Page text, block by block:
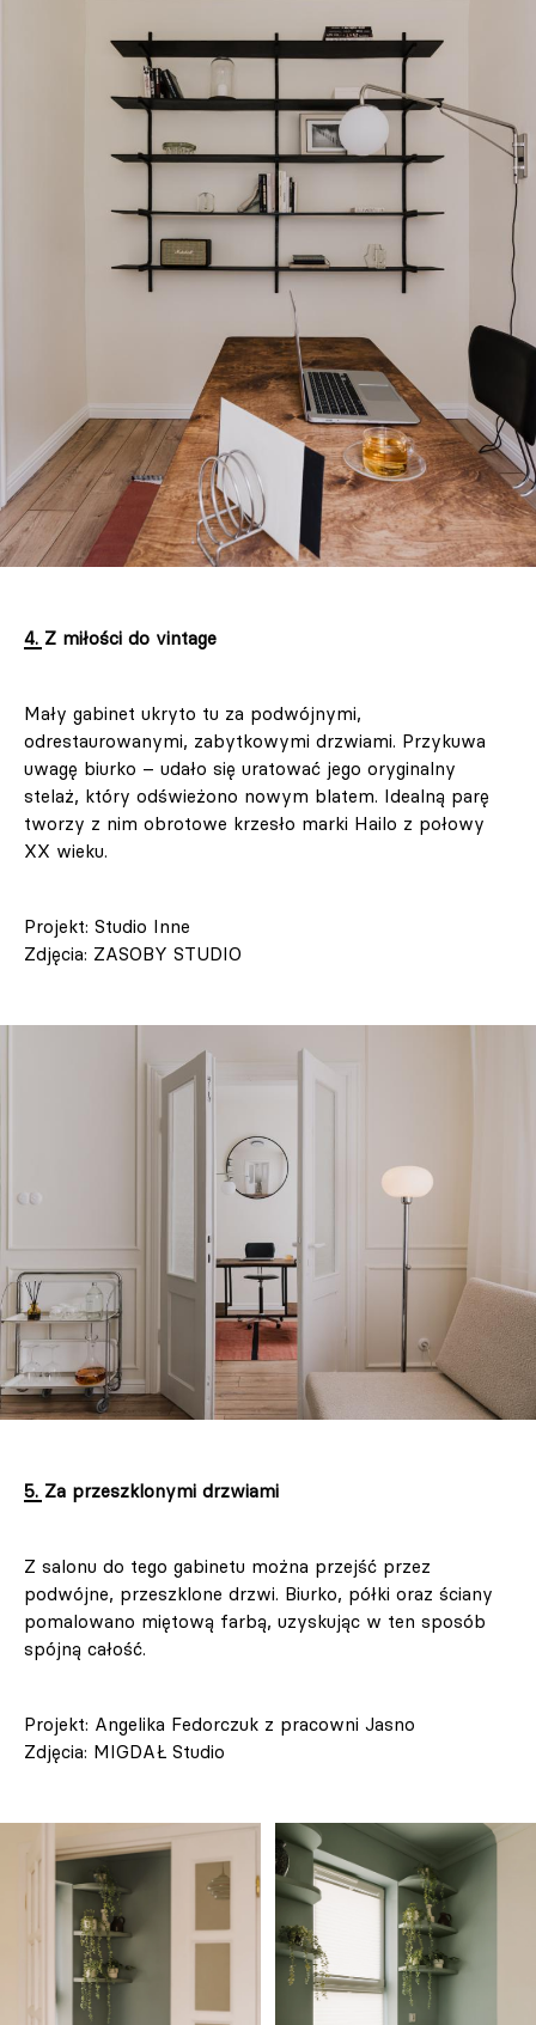
4. Z miłości do vintage
Mały gabinet ukryto tu za podwójnymi,
odrestaurowanymi, zabytkowymi drzwiami. Przykuwa
uwagę biurko – udało się uratować jego oryginalny
stelaż, który odświeżono nowym blatem. Idealną parę
tworzy z nim obrotowe krzesło marki Hailo z połowy
XX wieku.
Projekt: Studio Inne
Zdjęcia: ZASOBY STUDIO
5. Za przeszklonymi drzwiami
Z salonu do tego gabinetu można przejść przez
podwójne, przeszklone drzwi. Biurko, półki oraz ściany
pomalowano miętową farbą, uzyskując w ten sposób
spójną całość.
Projekt: Angelika Fedorczuk z pracowni Jasno
Zdjęcia: MIGDAŁ Studio